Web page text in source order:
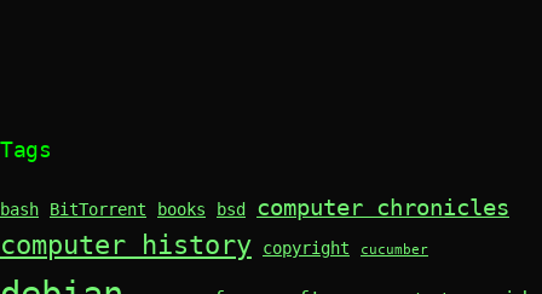
Tags
bash BitTorrent books bsd computer chronicles
computer history copyright cucumber